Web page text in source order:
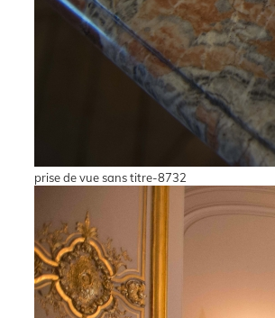
prise de vue sans titre-8732